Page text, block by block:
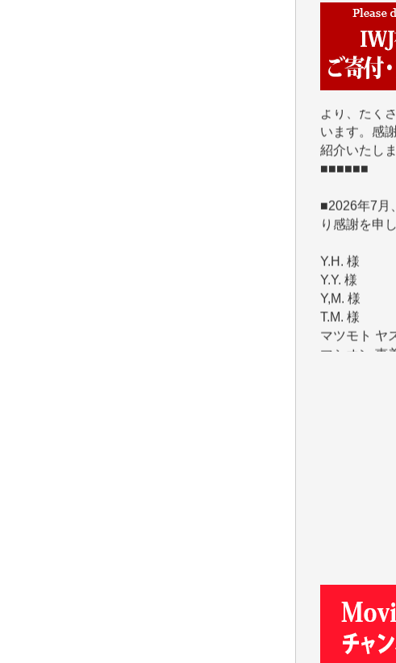
■■■■■■
IWJには、
より、たく
紹介いたし
■■■■■■
■2026年7月
Y.H. 様
Y,M. 様
T.M. 様
マツモト ヤ
マシオン 恵
岩井 祐子 様
ASAKO
マシオン恵
平野智生 様
山本賢二 様